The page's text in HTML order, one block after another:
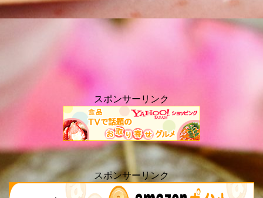
スポンサーリンク
スポンサーリンク